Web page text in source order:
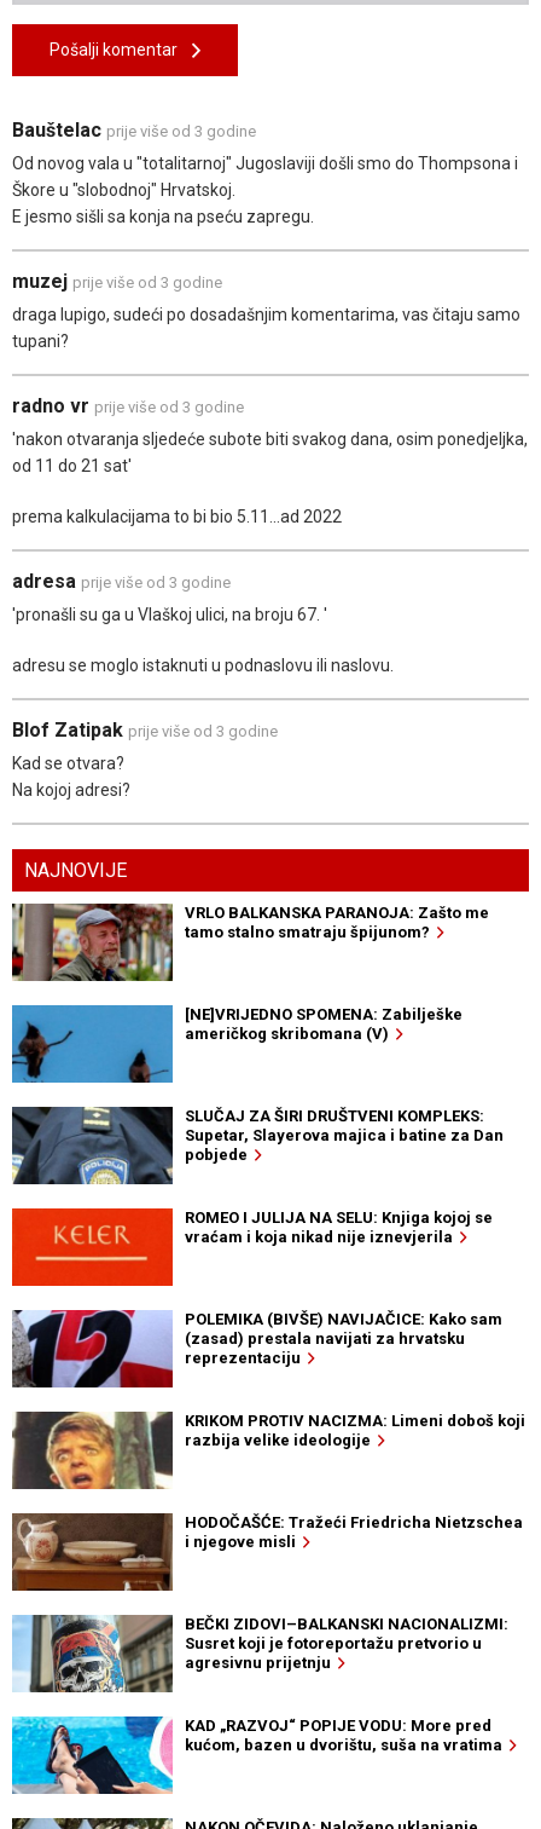
Pošalji komentar
Bauštelac prije više od 3 godine
Od novog vala u "totalitarnoj" Jugoslaviji došli smo do Thompsona i
Škore u "slobodnoj" Hrvatskoj.
E jesmo sišli sa konja na pseću zapregu.
muzej prije više od 3 godine
draga lupigo, sudeći po dosadašnjim komentarima, vas čitaju samo
tupani?
radno vr prije više od 3 godine
'nakon otvaranja sljedeće subote biti svakog dana, osim ponedjeljka,
od 11 do 21 sat'
prema kalkulacijama to bi bio 5.11...ad 2022
adresa prije više od 3 godine
'pronašli su ga u Vlaškoj ulici, na broju 67. '
adresu se moglo istaknuti u podnaslovu ili naslovu.
Blof Zatipak prije više od 3 godine
Kad se otvara?
Na kojoj adresi?
NAJNOVIJE
VRLO BALKANSKA PARANOJA: Zašto me
tamo stalno smatraju špijunom?
[NE]VRIJEDNO SPOMENA: Zabilješke
američkog skribomana (V)
SLUČAJ ZA ŠIRI DRUŠTVENI KOMPLEKS:
Supetar, Slayerova majica i batine za Dan
pobjede
ROMEO I JULIJA NA SELU: Knjiga kojoj se
vraćam i koja nikad nije iznevjerila
POLEMIKA (BIVŠE) NAVIJAČICE: Kako sam
(zasad) prestala navijati za hrvatsku
reprezentaciju
KRIKOM PROTIV NACIZMA: Limeni doboš koji
razbija velike ideologije
HODOČAŠĆE: Tražeći Friedricha Nietzschea
i njegove misli
BEČKI ZIDOVI–BALKANSKI NACIONALIZMI:
Susret koji je fotoreportažu pretvorio u
agresivnu prijetnju
KAD „RAZVOJ“ POPIJE VODU: More pred
kućom, bazen u dvorištu, suša na vratima